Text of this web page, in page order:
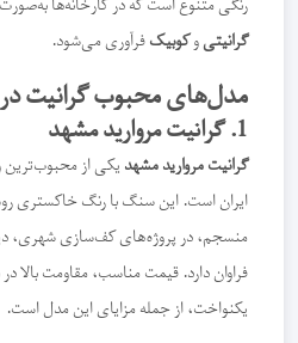
رنگی متنوع است که در کارخانه‌ها به‌صورت
گرانیتیو کوبیک فرآوری می‌شود.
مدل‌های محبوب گرانیت در
1. گرانیت مروارید مشهد
گرانیت مروارید مشهد یکی از محبوب‌ترین و
ایران است. این سنگ با رنگ خاکستری
منسجم، در پروژه‌های کف‌سازی شهری،
فراوان دارد. قیمت مناسب، مقاومت بالا
یکنواخت، از جمله مزایای این مدل است.